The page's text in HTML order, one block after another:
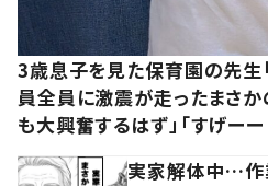
3歳息子を見た保育園の先生
員全員に激震が走ったまさ
も大興奮するはず」「すげーー！
実家解体中…作